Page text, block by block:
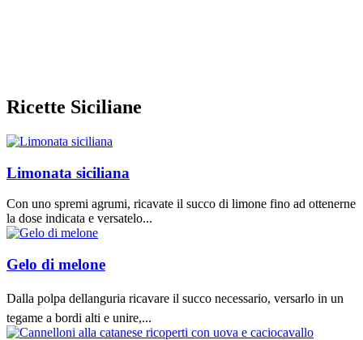
Ricette Siciliane
Limonata siciliana
Con uno spremi agrumi, ricavate il succo di limone fino ad ottenerne
la dose indicata e versatelo...
Gelo di melone
Dalla polpa dellanguria ricavare il succo necessario, versarlo in un
tegame a bordi alti e unire,...